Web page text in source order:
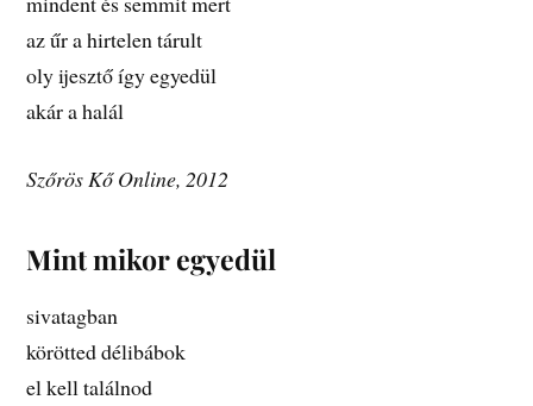
az űr a hirtelen tárult
oly ijesztő így egyedül
akár a halál
Szőrös Kő Online, 2012
Mint mikor egyedül
sivatagban
körötted délibábok
el kell találnod